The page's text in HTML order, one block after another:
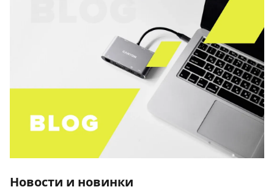
Новости и новинки